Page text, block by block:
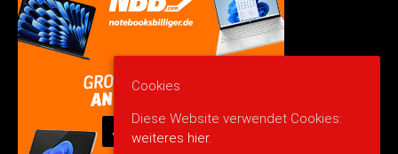
Cookies
Diese Website verwendet Cookies:
weiteres hier.